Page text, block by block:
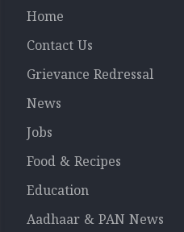
Home
Contact Us
Grievance Redressal
News
Jobs
Food & Recipes
Education
Aadhaar & PAN News